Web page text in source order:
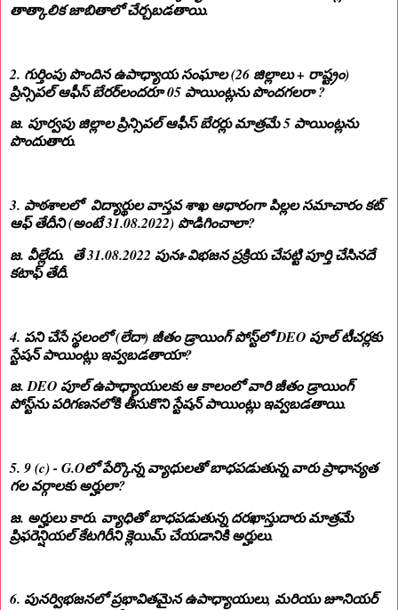
తాత్కాలిక జాబితాలో చేర్చబడతాయి.
2. గుర్తింపు పొందిన ఉపాధ్యాయ సంఘాల (26 జిల్లాలు + రాష్ట్రం)
ప్రిన్సిపల్ ఆఫీస్ బేరర్‌లందరూ 05 పాయింట్లను పొందగలరా ?
జ. పూర్వపు జిల్లాల ప్రిన్సిపల్ ఆఫీస్ బేరర్లు మాత్రమే 5 పాయింట్లను
పొందుతారు.
3. పాఠశాలలో విద్యార్థుల వాస్తవ శాఖ ఆధారంగా పిల్లల సమాచారం కట్
ఆఫ్ తేదీని (అంటే 31.08.2022) పొడిగించాలా?
జ. వీల్లేదు. తే 31.08.2022 పునః-విభజన ప్రక్రియ చేపట్టి పూర్తి చేసినదే
కటాఫ్ తేదీ.
4. పని చేసే స్థలంలో (లేదా) జీతం డ్రాయింగ్ పోస్ట్‌లో DEO పూల్ టీచర్లకు
స్టేషన్ పాయింట్లు ఇవ్వబడతాయా?
జ. DEO పూల్ ఉపాధ్యాయులకు ఆ కాలంలో వారి జీతం డ్రాయింగ్
పోస్ట్‌ను పరిగణనలోకి తీసుకొని స్టేషన్ పాయింట్లు ఇవ్వబడతాయి.
5. 9 (c) - G.Oలో పేర్కొన్న వ్యాధులతో బాధపడుతున్న వారు ప్రాధాన్యత
గల వర్గాలకు అర్హులా?
జ. అర్హులు కారు. వ్యాధితో బాధపడుతున్న దరఖాస్తుదారు మాత్రమే
ప్రిఫరెన్షియల్ కేటగిరీని క్లెయిమ్ చేయడానికి అర్హులు.
6. పునర్విభజనలో ప్రభావితమైన ఉపాధ్యాయులు, మరియు జూనియర్